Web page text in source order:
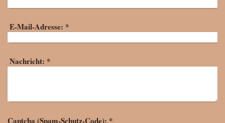
E-Mail-Adresse: *
Nachricht: *
Captcha (Spam-Schutz-Code): *